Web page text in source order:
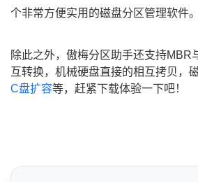
个非常方便实用的磁盘分区管理软件。
除此之外，傲梅分区助手还支持MBR
互转换，机械硬盘直接的相互拷贝，
C盘扩容等，赶紧下载体验一下吧！